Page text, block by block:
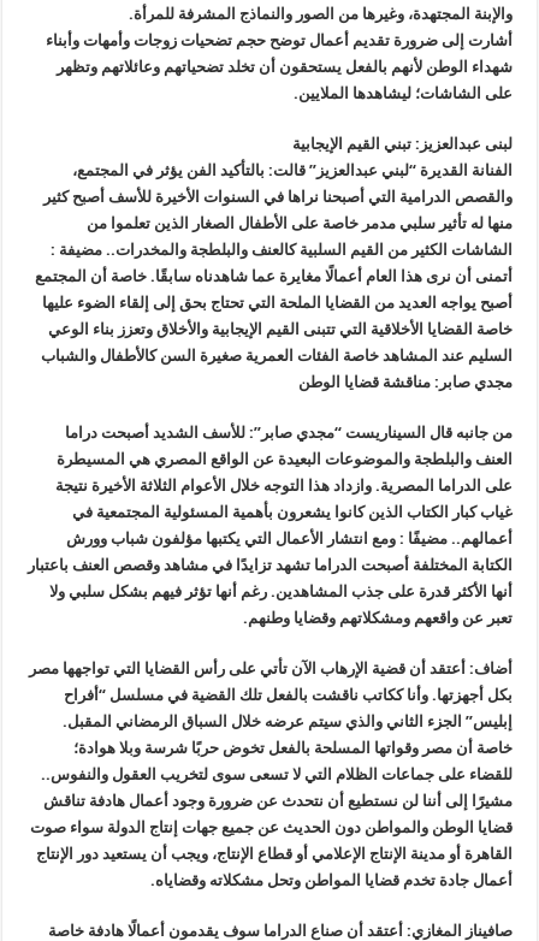
والإبنة المجتهدة، وغيرها من الصور والنماذج المشرفة للمرأة.
أشارت إلى ضرورة تقديم أعمال توضح حجم تضحيات زوجات وأمهات وأبناء
شهداء الوطن لأنهم بالفعل يستحقون أن تخلد تضحياتهم وعائلاتهم وتظهر
على الشاشات؛ ليشاهدها الملايين.
لبنى عبدالعزيز: تبني القيم الإيجابية
الفنانة القديرة “لبني عبدالعزيز” قالت: بالتأكيد الفن يؤثر في المجتمع،
والقصص الدرامية التي أصبحنا نراها في السنوات الأخيرة للأسف أصبح كثير
منها له تأثير سلبي مدمر خاصة على الأطفال الصغار الذين تعلموا من
الشاشات الكثير من القيم السلبية كالعنف والبلطجة والمخدرات.. مضيفة :
أتمنى أن نرى هذا العام أعمالًا مغايرة عما شاهدناه سابقًا. خاصة أن المجتمع
أصبح يواجه العديد من القضايا الملحة التي تحتاج بحق إلى إلقاء الضوء عليها
خاصة القضايا الأخلاقية التي تتبنى القيم الإيجابية والأخلاق وتعزز بناء الوعي
السليم عند المشاهد خاصة الفئات العمرية صغيرة السن كالأطفال والشباب
مجدي صابر: مناقشة قضايا الوطن
من جانبه قال السيناريست “مجدي صابر”: للأسف الشديد أصبحت دراما
العنف والبلطجة والموضوعات البعيدة عن الواقع المصري هي المسيطرة
على الدراما المصرية. وازداد هذا التوجه خلال الأعوام الثلاثة الأخيرة نتيجة
غياب كبار الكتاب الذين كانوا يشعرون بأهمية المسئولية المجتمعية في
أعمالهم.. مضيفًا : ومع انتشار الأعمال التي يكتبها مؤلفون شباب وورش
الكتابة المختلفة أصبحت الدراما تشهد تزايدًا في مشاهد وقصص العنف باعتبار
أنها الأكثر قدرة على جذب المشاهدين. رغم أنها تؤثر فيهم بشكل سلبي ولا
تعبر عن واقعهم ومشكلاتهم وقضايا وطنهم.
أضاف: أعتقد أن قضية الإرهاب الآن تأتي على رأس القضايا التي تواجهها مصر
بكل أجهزتها. وأنا ككاتب ناقشت بالفعل تلك القضية في مسلسل “أفراح
إبليس” الجزء الثاني والذي سيتم عرضه خلال السباق الرمضاني المقبل.
خاصة أن مصر وقواتها المسلحة بالفعل تخوض حربًا شرسة وبلا هوادة؛
للقضاء على جماعات الظلام التي لا تسعى سوى لتخريب العقول والنفوس..
مشيرًا إلى أننا لن نستطيع أن نتحدث عن ضرورة وجود أعمال هادفة تناقش
قضايا الوطن والمواطن دون الحديث عن جميع جهات إنتاج الدولة سواء صوت
القاهرة أو مدينة الإنتاج الإعلامي أو قطاع الإنتاج، ويجب أن يستعيد دور الإنتاج
أعمال جادة تخدم قضايا المواطن وتحل مشكلاته وقضاياه.
صافيناز المغازي: أعتقد أن صناع الدراما سوف يقدمون أعمالًا هادفة خاصة